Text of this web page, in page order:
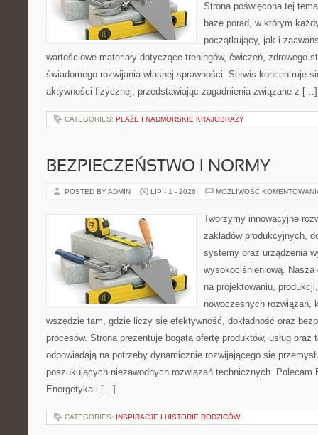
Strona poświęcona tej
bazę porad, w którym
początkujący, jak i
wartościowe materiały dotyczące treningów, ćwiczeń, zdrowego
świadomego rozwijania własnej sprawności. Serwis koncentruje
aktywności fizycznej, przedstawiając zagadnienia związane z […]
CATEGORIES: PLAŻE I NADMORSKIE KRAJOBRAZY
BEZPIECZEŃSTWO I NORMY
POSTED BY ADMIN LIP - 1 - 2026 MOŻLIWOŚĆ
Tworzymy innowacyjne
zakładów produkcyjnych,
systemy oraz urządzenia
wysokociśnieniową. Nasza
na projektowaniu,
nowoczesnych rozwiązań,
wszędzie tam, gdzie liczy się efektywność, dokładność oraz
procesów. Strona prezentuje bogatą ofertę produktów, usług oraz
odpowiadają na potrzeby dynamicznie rozwijającego się
poszukujących niezawodnych rozwiązań technicznych. Polecam
Energetyka i […]
CATEGORIES: INSPIRACJE I HISTORIE RODZICÓW